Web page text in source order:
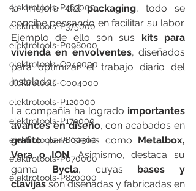
elektrotools-P463000
elektrotools-P375000
elektrotools-P098000
elektrotools-C049000
elektrotools-C004000
elektrotools-P120000
elektrotools-P179000
elektrotools-P800300
elektrotools-P070000
elektrotools-P820000
la mejora del packaging, todo se
concibe pensando en facilitar su labor.
Ejemplo de ello son sus kits para
vivienda en envolventes, diseñados
para optimizar el trabajo diario del
instalador.
La compañía ha logrado importantes
avances en diseño
grafito para series como Metalbox,
Vera o ION. Asimismo, destaca su
gama Bycla, cuyas bases y
clavijas son diseñadas y fabricadas en